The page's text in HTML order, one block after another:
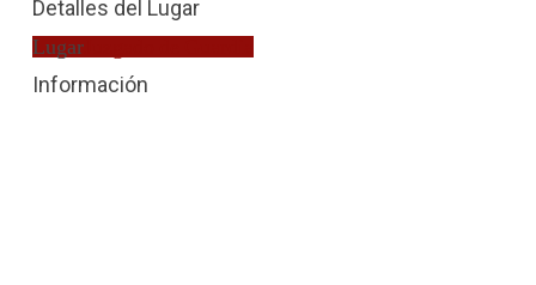
Detalles del Lugar
LugarJuzgado de Guardia
Información